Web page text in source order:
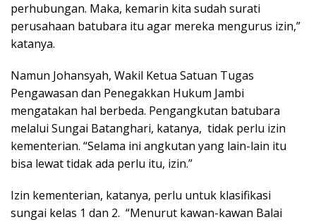
perhubungan. Maka, kemarin kita sudah surati
perusahaan batubara itu agar mereka mengurus izin,”
katanya.
Namun Johansyah, Wakil Ketua Satuan Tugas
Pengawasan dan Penegakkan Hukum Jambi
mengatakan hal berbeda. Pengangkutan batubara
melalui Sungai Batanghari, katanya, tidak perlu izin
kementerian. “Selama ini angkutan yang lain-lain itu
bisa lewat tidak ada perlu itu, izin.”
Izin kementerian, katanya, perlu untuk klasifikasi
sungai kelas 1 dan 2. “Menurut kawan-kawan Balai